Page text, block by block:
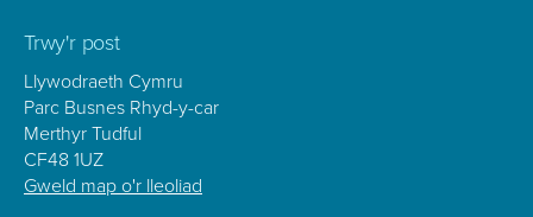
Trwy'r post
Llywodraeth Cymru
Parc Busnes Rhyd-y-car
Merthyr Tudful
CF48 1UZ
Gweld map o'r lleoliad